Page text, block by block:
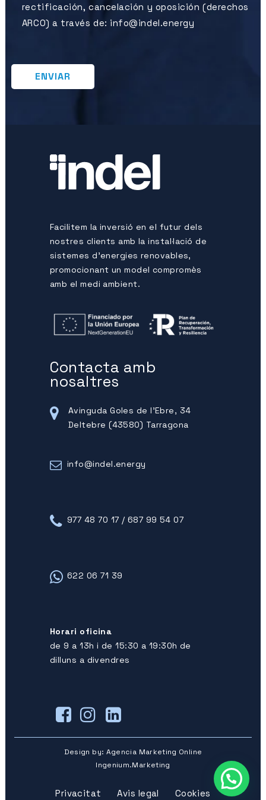
rectificación, cancelación y oposición (derechos
ARCO) a través de: info@indel.energy
Facilitem la inversió en el futur dels
nostres clients amb la instal·lació de
sistemes d’energies renovables,
promocionant un model compromès
amb el medi ambient.
Contacta amb
nosaltres
Avinguda Goles de l'Ebre, 34
Deltebre (43580) Tarragona
info@indel.energy
977 48 70 17 / 687 99 54 07
622 06 71 39
Horari oficina
de 9 a 13h i de 15:30 a 19:30h de
dilluns a divendres
Design by: Agencia Marketing Online
Ingenium.Marketing
Privacitat Avis legal Cookies